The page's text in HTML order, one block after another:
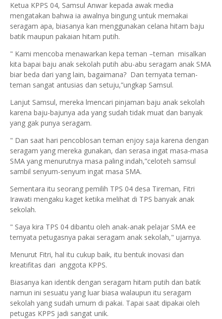
Ketua KPPS 04, Samsul Anwar kepada awak media
mengatakan bahwa ia awalnya bingung untuk memakai
seragam apa, biasanya kan menggunakan celana hitam baju
batik maupun pakaian hitam putih.
" Kami mencoba menawarkan kepa teman –teman misalkan
kita bapai baju anak sekolah putih abu-abu seragam anak SMA
biar beda dari yang lain, bagaimana? Dan ternyata teman-
teman sangat antusias dan setuju,”ungkap Samsul.
Lanjut Samsul, mereka lmencari pinjaman baju anak sekolah
karena baju-bajunya ada yang sudah tidak muat dan banyak
yang gak punya seragam.
" Dan saat hari pencoblosan teman enjoy saja karena dengan
seragam yang mereka gunakan, dan serasa ingat masa-masa
SMA yang menurutnya masa paling indah,”celoteh samsul
sambil senyum-senyum ingat masa SMA.
Sementara itu seorang pemilih TPS 04 desa Tireman, Fitri
Irawati mengaku kaget ketika melihat di TPS banyak anak
sekolah.
" Saya kira TPS 04 dibantu oleh anak-anak pelajar SMA ee
ternyata petugasnya pakai seragam anak sekolah," ujarnya.
Menurut Fitri, hal itu cukup baik, itu bentuk inovasi dan
kreatifitas dari anggota KPPS.
Biasanya kan identik dengan seragam hitam putih dan batik
namun ini sesuatu yang luar biasa walaupun itu seragam
sekolah yang sudah umum di pakai. Tapai saat dipakai oleh
petugas KPPS jadi sangat unik.